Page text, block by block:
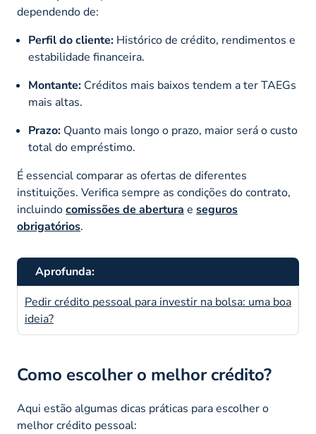
dependendo de:
Perfil do cliente: Histórico de crédito, rendimentos e
estabilidade financeira.
Montante: Créditos mais baixos tendem a ter TAEGs
mais altas.
Prazo: Quanto mais longo o prazo, maior será o custo
total do empréstimo.
É essencial comparar as ofertas de diferentes
instituições. Verifica sempre as condições do contrato,
incluindocomissões de abertura e seguros
obrigatórios.
Aprofunda:
Pedir crédito pessoal para investir na bolsa: uma boa
ideia?
Como escolher o melhor crédito?
Aqui estão algumas dicas práticas para escolher o
melhor crédito pessoal: